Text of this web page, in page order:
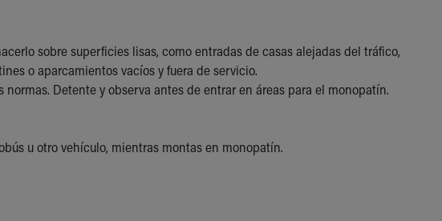
sobre superficies lisas, como entradas de casas alejadas del tráfico,
o aparcamientos vacíos y fuera de servicio.
Detente y observa antes de entrar en áreas para el monopatín.
u otro vehículo, mientras montas en monopatín.